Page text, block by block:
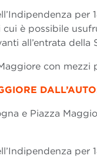
per
è possibile
all’entrata
con mezzi
e Piazza
per